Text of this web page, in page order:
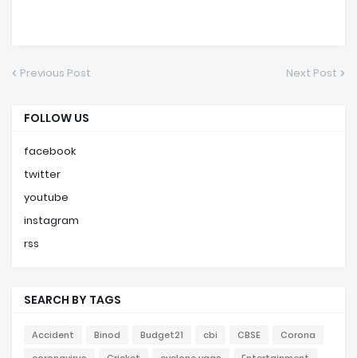
Previous Post Next Post
FOLLOW US
facebook
twitter
youtube
instagram
rss
SEARCH BY TAGS
Accident Binod Budget21 cbi CBSE
Corona